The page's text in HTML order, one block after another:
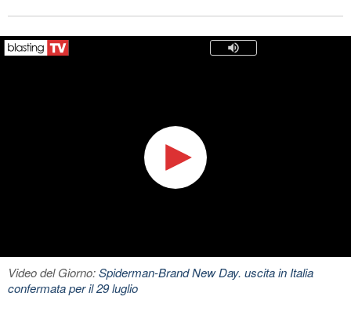
Video del Giorno:Spiderman-Brand New Day. uscita in Italia
confermata per il 29 luglio